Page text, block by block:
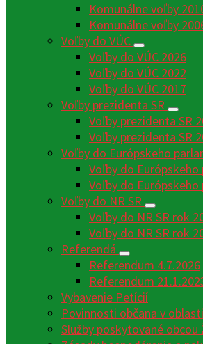
Komunálne voľby
Komunálne voľby
Voľby do VÚC
Voľby do VÚC 2026
Voľby do VÚC 2022
Voľby do VÚC 2017
Voľby prezidenta SR
Voľby prezidenta SR
Voľby prezidenta SR
Voľby do Európskeho
Voľby do
Voľby do
Voľby do NR SR
Voľby do NR SR rok
Voľby do NR SR rok
Referendá
Referendum 4.7.2026
Referendum
Vybavenie Petícií
Povinnosti občana v
Služby poskytované